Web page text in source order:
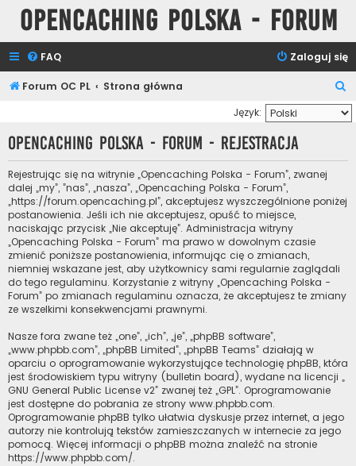
Opencaching Polska - Forum
FAQ Zaloguj się
Forum OC PL Strona główna
z
u
Język:
Opencaching Polska - Forum - Rejestracja
Rejestrując się na witrynie „Opencaching Polska - Forum”, zwanej
dalej „my”, ”nas”, „nasza”, „Opencaching Polska - Forum”,
„https://forum.opencaching.pl”, akceptujesz wyszczególnione poniżej
postanowienia. Jeśli ich nie akceptujesz, opuść to miejsce,
naciskając przycisk „Nie akceptuję”. Administracja witryny
„Opencaching Polska - Forum” ma prawo w dowolnym czasie
zmienić poniższe postanowienia, informując cię o zmianach,
niemniej wskazane jest, aby użytkownicy sami regularnie zaglądali
do tego regulaminu. Korzystanie z witryny „Opencaching Polska -
Forum” po zmianach regulaminu oznacza, że akceptujesz te zmiany
ze wszelkimi konsekwencjami prawnymi.
Nasze fora zwane też „one”, „ich”, „je”, „phpBB software”,
„www.phpbb.com”, „phpBB Limited”, „phpBB Teams” działają w
oparciu o oprogramowanie wykorzystujące technologię phpBB, która
jest środowiskiem typu witryny (bulletin board), wydane na licencji „
GNU General Public License v2” zwanej też „GPL”. Oprogramowanie
jest dostępne do pobrania ze strony www.phpbb.com.
Oprogramowanie phpBB tylko ułatwia dyskusje przez internet, a jego
autorzy nie kontrolują tekstów zamieszczanych w internecie za jego
pomocą. Więcej informacji o phpBB można znaleźć na stronie
https://www.phpbb.com/.